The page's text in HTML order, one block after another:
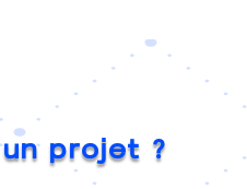
projet ?